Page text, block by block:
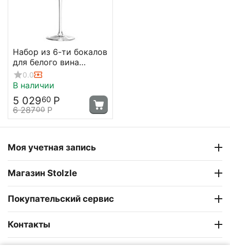
Набор из 6-ти бокалов
для белого вина
Experience 285 мл, D
74/3 мм, H 208 мм,
0.0
В наличии
5 02960 Р
6 28700 Р
Моя учетная запись
Магазин Stolzle
Покупательский сервис
Контакты